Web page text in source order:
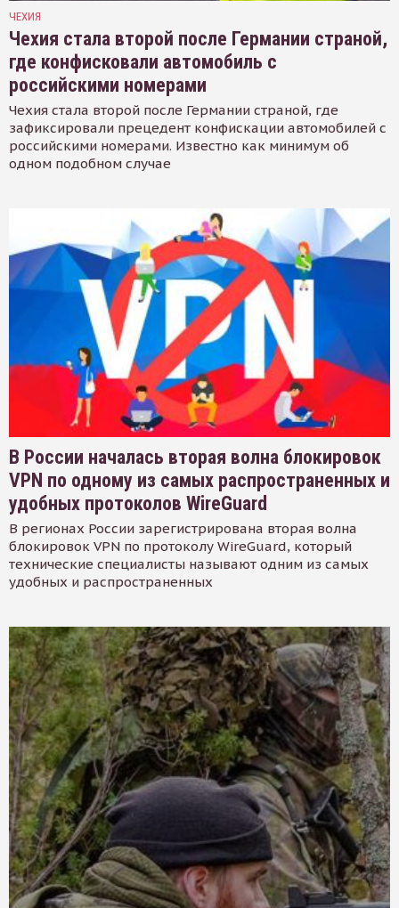
ЧЕХИЯ
Чехия стала второй после Германии страной,
где конфисковали автомобиль с
российскими номерами
Чехия стала второй после Германии страной, где
зафиксировали прецедент конфискации автомобилей с
российскими номерами. Известно как минимум об
одном подобном случае
В России началась вторая волна блокировок
VPN по одному из самых распространенных и
удобных протоколов WireGuard
В регионах России зарегистрирована вторая волна
блокировок VPN по протоколу WireGuard, который
технические специалисты называют одним из самых
удобных и распространенных